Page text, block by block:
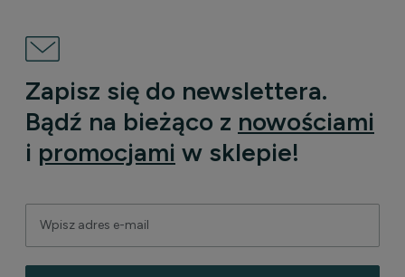
Zapisz się do newslettera.
Bądź na bieżąco z nowościami
i promocjami w sklepie!